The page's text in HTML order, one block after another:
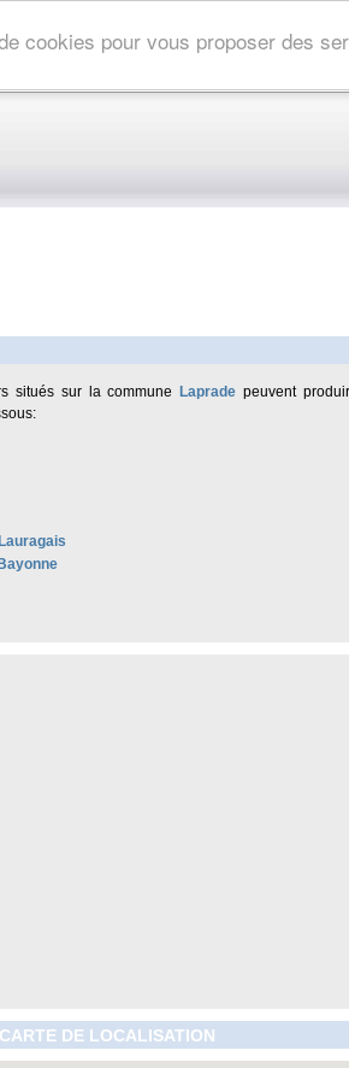
cookies pour vous proposer des
situés sur la commune Laprade peuvent
DE LOCALISATION